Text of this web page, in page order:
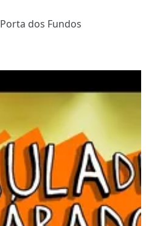
Porta dos Fundos